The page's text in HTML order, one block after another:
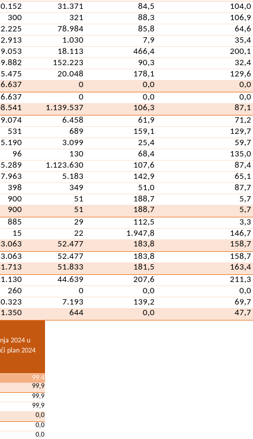
31.371 84,5
104,0
300 321 88,3
106,9
78.984 85,8
64,6
2.913 1.030 7,9
35,4
9.053 18.113 466,4
200,1
152.223 90,3
32,4
20.048 178,1
129,6
6.637 0 0,0
0,0
6.637 0 0,0
0,0
1.139.537 106,3
87,1
9.074 6.458 61,9
71,2
531 689 159,1
129,7
5.190 3.099 25,4
59,7
96 130 68,4
135,0
1.123.630 107,6
87,4
7.963 5.183 142,9
65,1
398 349 51,0
87,7
900 51 188,7
5,7
900 51 188,7
5,7
885 29 112,5
3,3
15 22 1.947,8
146,7
52.477 183,8
158,7
52.477 183,8
158,7
51.833 181,5
163,4
44.639 207,6
211,3
260 0 0,0
0,0
7.193 139,2
69,7
1.350 644 0,0 47,7
2024 u
plan 2024
99,4
99,9
99,9
99,9
0,0
0,0
0,0